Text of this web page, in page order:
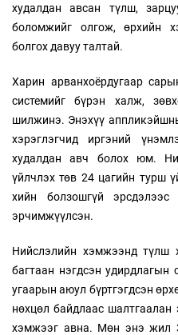
худалдан авсан түлш,
боломжийг олгож, өрхийн
болгох давуу талтай.
Харин арванхоёрдугаар
системийг бүрэн халж,
шилжинэ. Энэхүү
хэрэглэгчид иргэний
худалдан авч болох юм.
үйлчлэх төв 24 цагийн турш
хийн болзошгүй
эрчимжүүлсэн.
Нийслэлийн хэмжээнд түлш
багтаан нэгдсэн удирдлагын
угаарын аюул бүртгэгдсэн
нөхцөл байдлаас
хэмжээг авна. Мөн энэ жил